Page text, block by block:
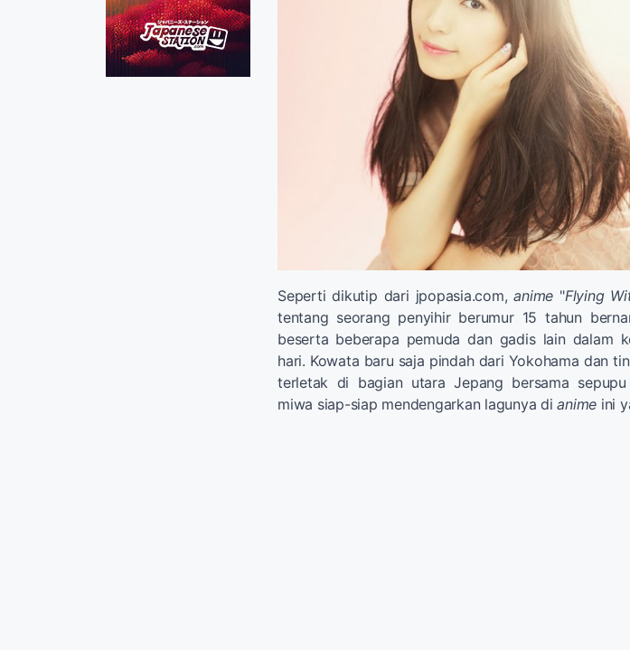
Seperti dikutip dari jpopasia.com, anime "Flying
tentang seorang penyihir berumur 15 tahun
beserta beberapa pemuda dan gadis lain dalam
hari. Kowata baru saja pindah dari Yokohama dan
terletak di bagian utara Jepang bersama sepupu
miwa siap-siap mendengarkan lagunya dianime ini